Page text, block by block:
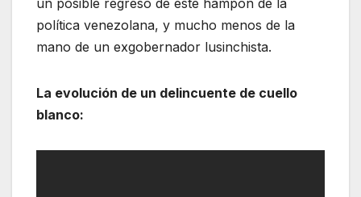
un posible regreso de este hampón de la
política venezolana, y mucho menos de la
mano de un exgobernador lusinchista.
La evolución de un delincuente de cuello
blanco: